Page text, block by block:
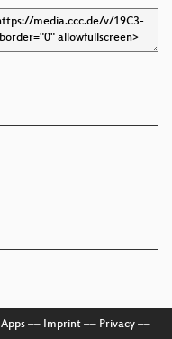
Apps–– Imprint–– Privacy––